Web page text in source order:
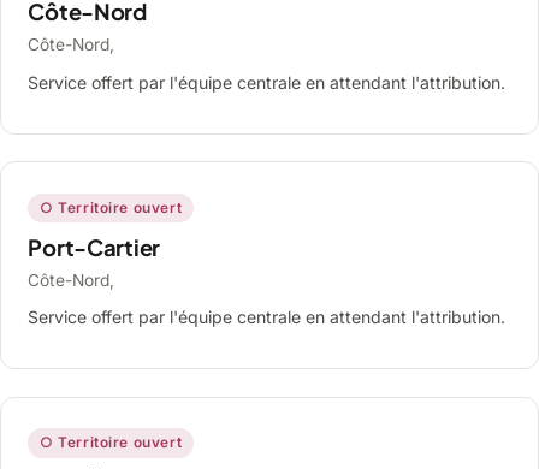
Côte-Nord
Côte-Nord,
Service offert par l'équipe centrale en attendant l'attribution.
○ Territoire ouvert
Port-Cartier
Côte-Nord,
Service offert par l'équipe centrale en attendant l'attribution.
○ Territoire ouvert